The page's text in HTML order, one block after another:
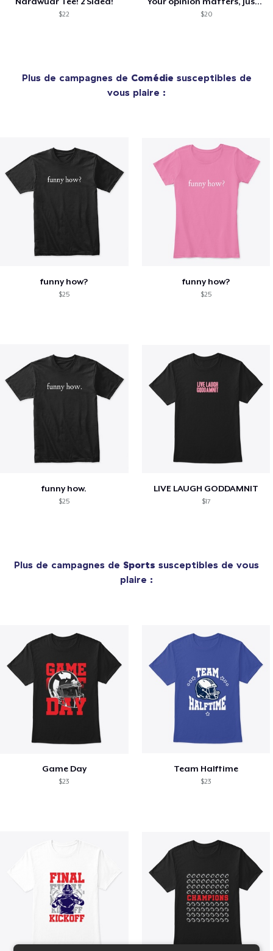
$22 $20
Plus de campagnes de Comédie susceptibles de
vous plaire :
funny how?
$25
funny how?
$25
funny how.
$25
LIVE LAUGH GODDAMNIT
$17
Plus de campagnes de Sports susceptibles de vous
plaire :
Game Day
$23
Team Halftime
$23